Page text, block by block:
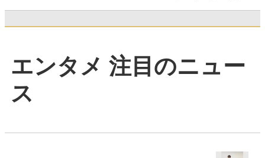
エンタメ 注目のニュー
ス